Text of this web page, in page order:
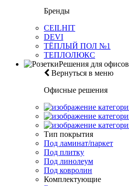
Бренды
CEILHIT
DEVI
ТЁПЛЫЙ ПОЛ №1
ТЕПЛОЛЮКС
Решения для офисов
Вернуться в меню
Офисные решения
Тип покрытия
Под ламинат/паркет
Под плитку
Под линолеум
Под ковролин
Комплектующие